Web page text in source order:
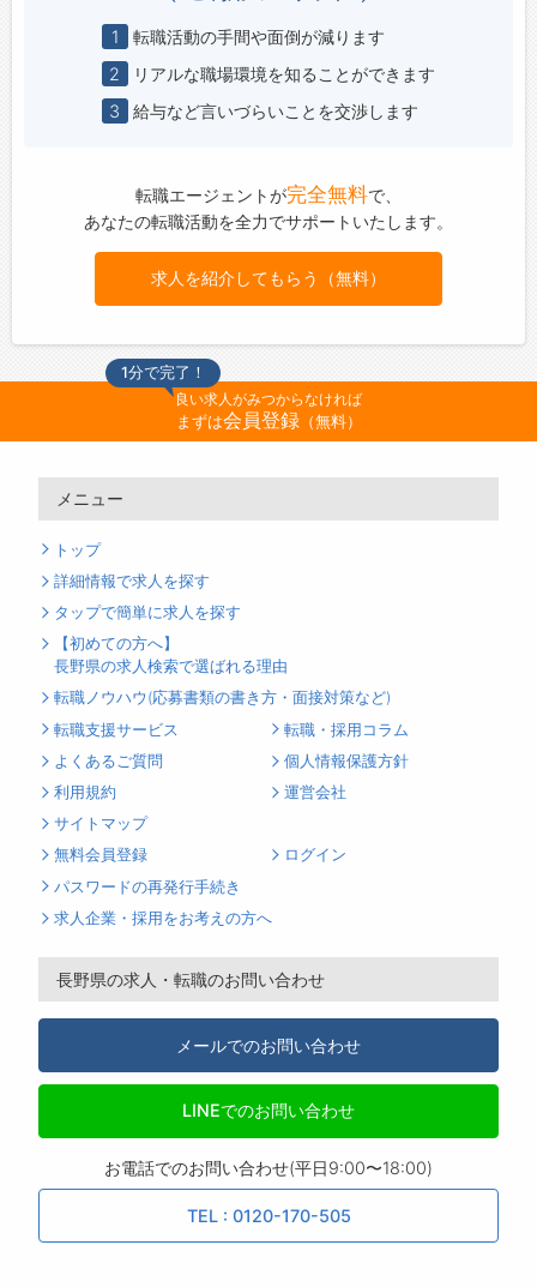
1
転職活動の手間や面倒が減ります
2
リアルな職場環境を知ることができます
3
給与など言いづらいことを交渉します
転職エージェントが完全無料で、
あなたの転職活動を全力でサポートいたします。
求人を紹介してもらう（無料）
1分で完了！
良い求人がみつからなければ
まずは会員登録（無料）
メニュー
トップ
詳細情報で求人を探す
タップで簡単に求人を探す
【初めての方へ】
長野県の求人検索で選ばれる理由
転職ノウハウ(応募書類の書き方・面接対策など)
転職支援サービス
転職・採用コラム
よくあるご質問
個人情報保護方針
利用規約
運営会社
サイトマップ
無料会員登録
ログイン
パスワードの再発行手続き
求人企業・採用をお考えの方へ
長野県の求人・転職のお問い合わせ
メールでのお問い合わせ
LINEでのお問い合わせ
お電話でのお問い合わせ(平日9:00〜18:00)
TEL : 0120-170-505